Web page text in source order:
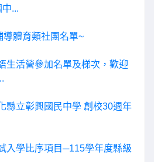
...
導體育類社團名單~
生活營參加名單及梯次，歡迎
縣立彰興國民中學 創校30週年
入學比序項目─115學年度縣級